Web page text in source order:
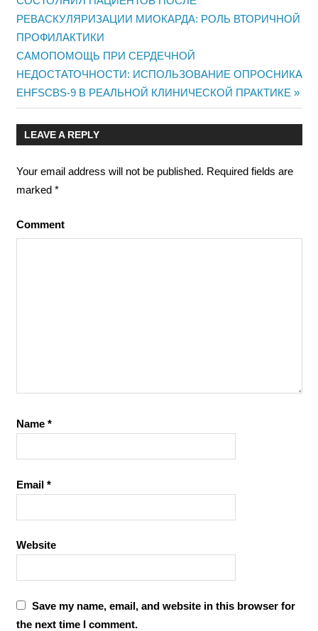
navigation
РЕВАСКУЛЯРИЗАЦИИ МИОКАРДА: РОЛЬ ВТОРИЧНОЙ
ПРОФИЛАКТИКИ
Next
Post:
САМОПОМОЩЬ ПРИ СЕРДЕЧНОЙ
НЕДОСТАТОЧНОСТИ: ИСПОЛЬЗОВАНИЕ ОПРОСНИКА
EHFSCBS-9 В РЕАЛЬНОЙ КЛИНИЧЕСКОЙ ПРАКТИКЕ
LEAVE A REPLY
Your email address will not be published. Required fields are
marked *
Comment
Name *
Email *
Website
Save my name, email, and website in this browser for
the next time I comment.